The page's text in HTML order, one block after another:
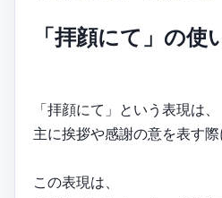
「拝顔にて」の使
「拝顔にて」という表現は、
主に挨拶や感謝の意を表す際
この表現は、